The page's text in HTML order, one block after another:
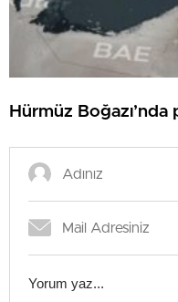
Hürmüz Boğazı’nda